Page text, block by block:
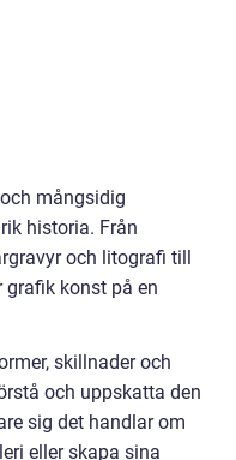
mångsidig
historia. Från
och litografi till
grafik konst på en
skillnader och
och uppskatta den
sig det handlar om
eller skapa sina